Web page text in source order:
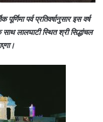
पर्व प्रतिवर्षानुसार इस वर्ष
साथ लालघाटी स्थित श्री सिद्धांचल